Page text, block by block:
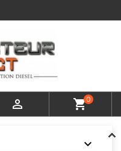
 shopping_cart0